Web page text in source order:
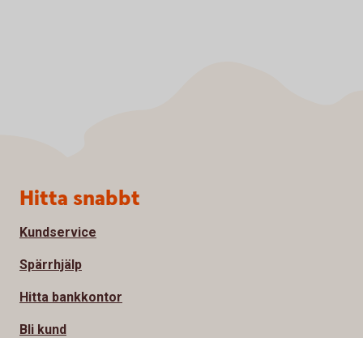
Sidfot
Hitta snabbt
Kundservice
Spärrhjälp
Hitta bankkontor
Bli kund